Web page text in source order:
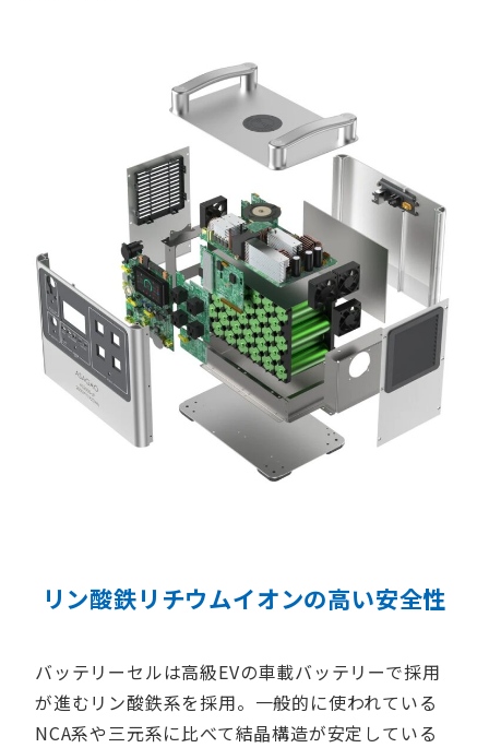
リン酸鉄リチウムイオンの高い安全性
バッテリーセルは高級EVの車載バッテリーで採用
が進むリン酸鉄系を採用。一般的に使われている
NCA系や三元系に比べて結晶構造が安定している